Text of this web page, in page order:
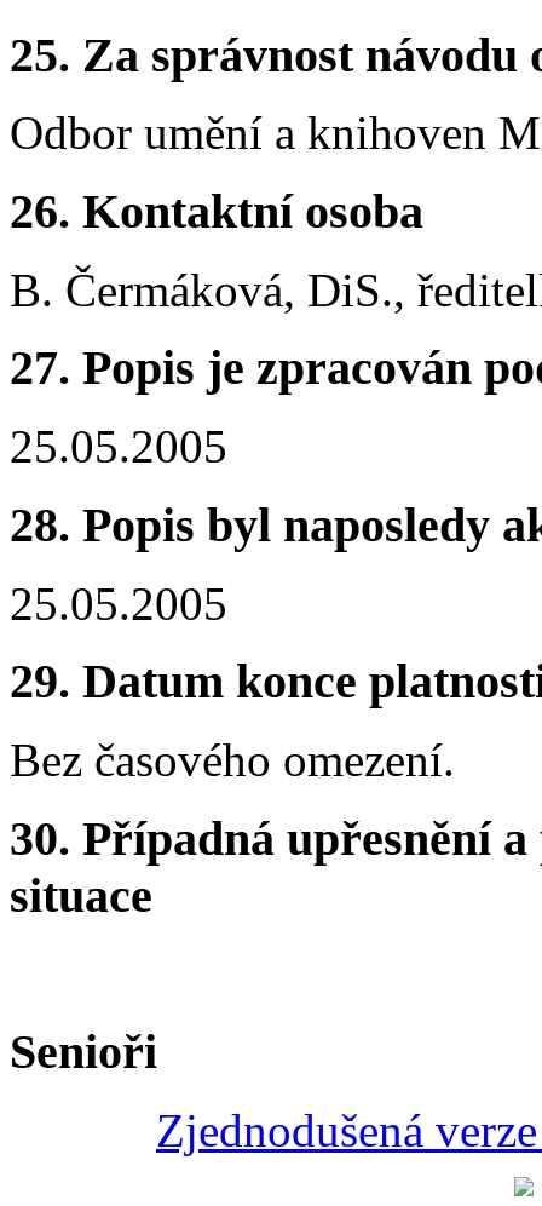
25. Za správnost návodu
Odbor umění a knihoven
26. Kontaktní osoba
B. Čermáková, DiS.,
27. Popis je zpracován
25.05.2005
28. Popis byl naposledy
25.05.2005
29. Datum konce
Bez časového omezení.
30. Případná upřesnění
situace
Senioři
Zjednodušená